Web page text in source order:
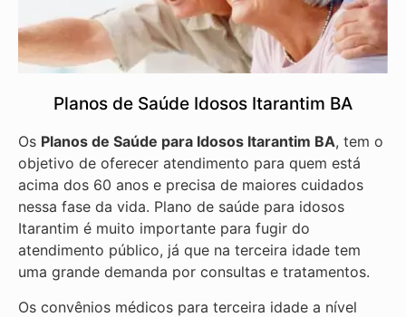
Planos de Saúde Idosos Itarantim BA
Os Planos de Saúde para Idosos Itarantim BA, tem o
objetivo de oferecer atendimento para quem está
acima dos 60 anos e precisa de maiores cuidados
nessa fase da vida. Plano de saúde para idosos
Itarantim é muito importante para fugir do
atendimento público, já que na terceira idade tem
uma grande demanda por consultas e tratamentos.
Os convênios médicos para terceira idade a nível